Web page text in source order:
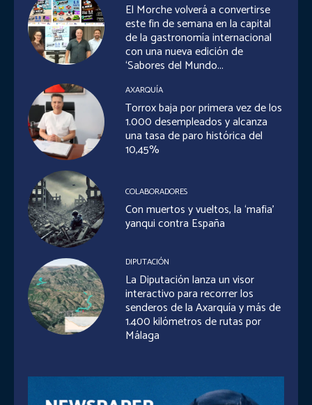
El Morche volverá a convertirse
este fin de semana en la capital
de la gastronomía internacional
con una nueva edición de
‘Sabores del Mundo...
AXARQUÍA
Torrox baja por primera vez de los
1.000 desempleados y alcanza
una tasa de paro histórica del
10,45%
COLABORADORES
Con muertos y vueltos, la ‘mafia’
yanqui contra España
DIPUTACIÓN
La Diputación lanza un visor
interactivo para recorrer los
senderos de la Axarquía y más de
1.400 kilómetros de rutas por
Málaga